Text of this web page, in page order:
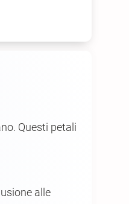
Questi petali
alle